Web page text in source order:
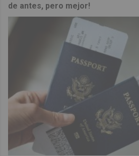
de antes, pero mejor!